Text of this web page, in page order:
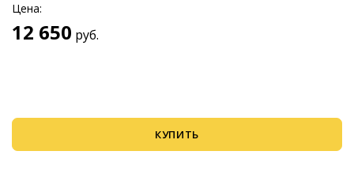
Цена:
12 650 руб.
КУПИТЬ